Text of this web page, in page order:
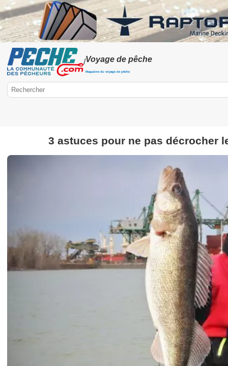
/Voyage de pêche
Magazine du voyage de pêche
Voyage de pêche Pêche en Amérique Hors-série voyage de
3 astuces pour ne pas décrocher